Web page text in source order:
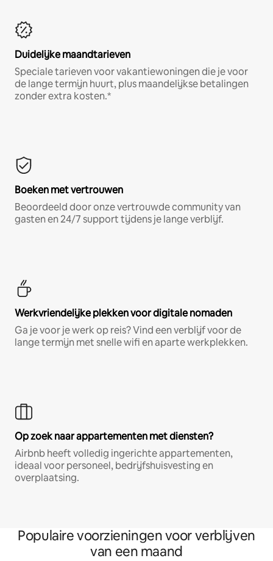
Duidelijke maandtarieven
Speciale tarieven voor vakantiewoningen die je voor
de lange termijn huurt, plus maandelijkse betalingen
zonder extra kosten.*
Boeken met vertrouwen
Beoordeeld door onze vertrouwde community van
gasten en 24/7 support tijdens je lange verblijf.
Werkvriendelijke plekken voor digitale nomaden
Ga je voor je werk op reis? Vind een verblijf voor de
lange termijn met snelle wifi en aparte werkplekken.
Op zoek naar appartementen met diensten?
Airbnb heeft volledig ingerichte appartementen,
ideaal voor personeel, bedrijfshuisvesting en
overplaatsing.
Populaire voorzieningen voor verblijven
van een maand